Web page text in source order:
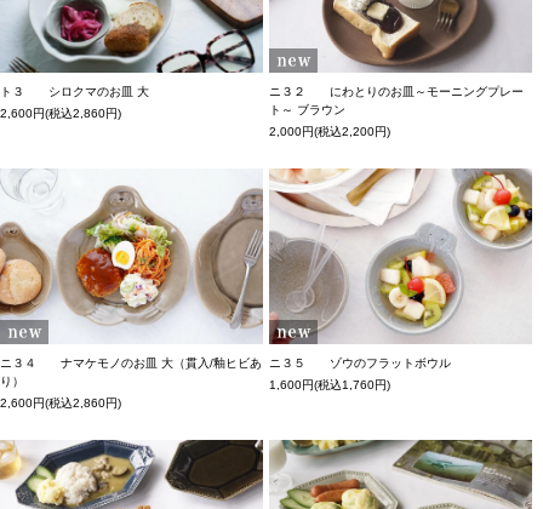
ト３ シロクマのお皿 大
2,600円(税込2,860円)
ニ３２ にわとりのお皿～モーニングプレー
ト～ ブラウン
2,000円(税込2,200円)
ニ３４ ナマケモノのお皿 大（貫入/釉ヒビあ
り）
2,600円(税込2,860円)
ニ３５ ゾウのフラットボウル
1,600円(税込1,760円)